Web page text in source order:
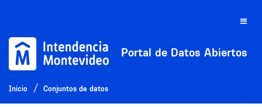
Toggle
Portal de Datos Abiertos
Inicio Conjuntos de datos